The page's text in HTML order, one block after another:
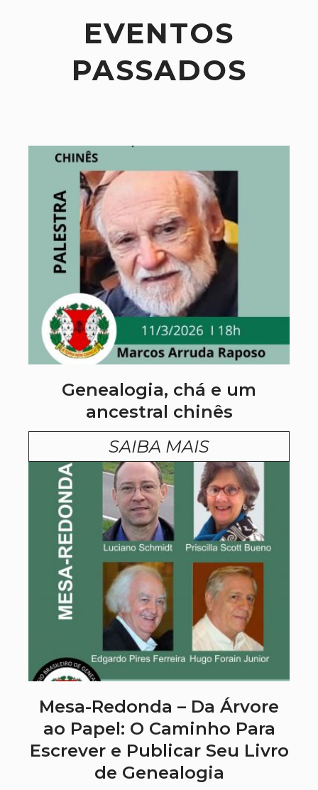
EVENTOS
PASSADOS
Genealogia, chá e um
ancestral chinês
SAIBA MAIS
Mesa-Redonda – Da Árvore
ao Papel: O Caminho Para
Escrever e Publicar Seu Livro
de Genealogia